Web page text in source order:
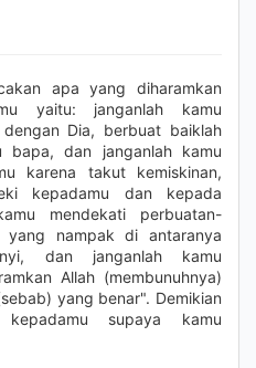
apa yang diharamkan
yaitu: janganlah kamu
Dia, berbuat baiklah
dan janganlah kamu
karena takut kemiskinan,
kepadamu dan kepada
mendekati perbuatan-
nampak di antaranya
dan janganlah kamu
Allah (membunuhnya)
yang benar". Demikian
supaya kamu